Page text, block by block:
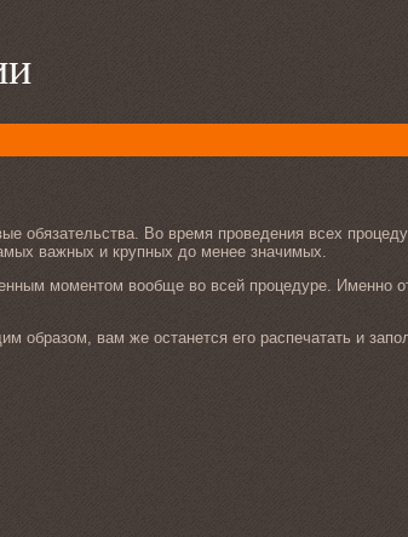
обязательства. Во время проведения всех
важных и крупных до менее значимых.
моментом вообще во всей процедуре. Именно
образом, вам же останется его распечатать и